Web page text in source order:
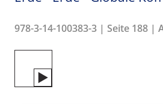
978-3-14-100383-3 | Seite 188 |